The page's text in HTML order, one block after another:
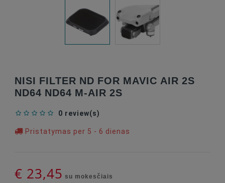
NISI FILTER ND FOR MAVIC AIR 2S
ND64 ND64 M-AIR 2S
0 review(s)
Pristatymas per 5 - 6 dienas
€ 23,45 su mokesčiais